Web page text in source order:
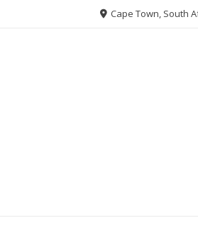
Cape Town, South